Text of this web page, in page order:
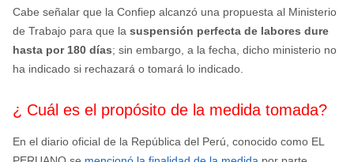
Cabe señalar que la Confiep alcanzó una propuesta al Ministerio
de Trabajo para que la suspensión perfecta de labores dure
hasta por 180 días; sin embargo, a la fecha, dicho ministerio no
ha indicado si rechazará o tomará lo indicado.
¿ Cuál es el propósito de la medida tomada?
En el diario oficial de la República del Perú, conocido como EL